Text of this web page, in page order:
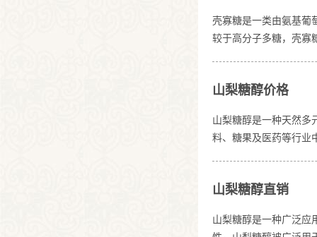
壳寡糖是一类由氨基葡
较于高分子多糖，壳寡
条件，如温度、时间
山梨糖醇价格
山梨糖醇是一种天然多
料、糖果及医药等行业
味。制备工艺山梨糖
山梨糖醇直销
山梨糖醇是一种广泛应